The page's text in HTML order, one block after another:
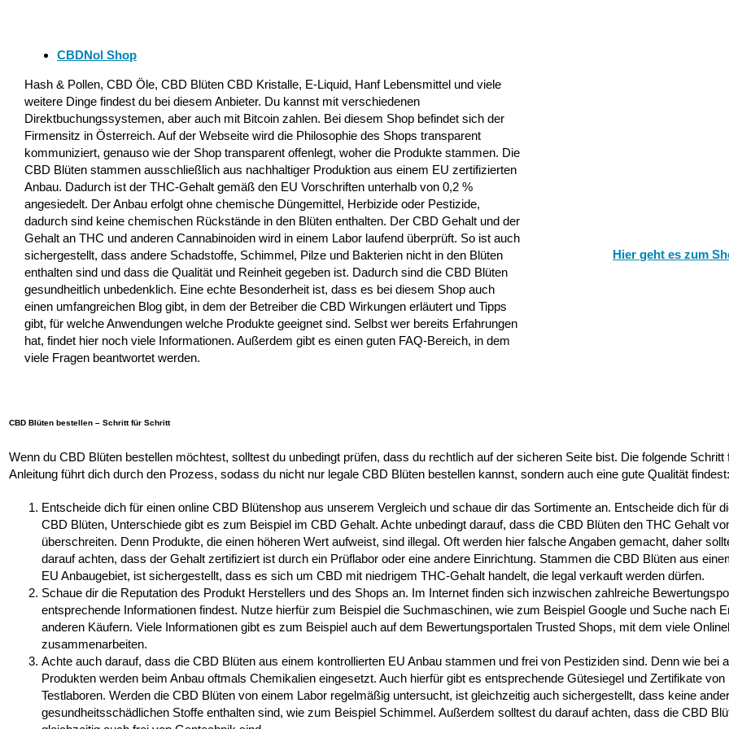
CBDNol Shop
Hash & Pollen, CBD Öle, CBD Blüten CBD Kristalle, E-Liquid, Hanf Lebensmittel und viele
weitere Dinge findest du bei diesem Anbieter. Du kannst mit verschiedenen
Direktbuchungssystemen, aber auch mit Bitcoin zahlen. Bei diesem Shop befindet sich der
Firmensitz in Österreich. Auf der Webseite wird die Philosophie des Shops transparent
kommuniziert, genauso wie der Shop transparent offenlegt, woher die Produkte stammen. Die
CBD Blüten stammen ausschließlich aus nachhaltiger Produktion aus einem EU zertifizierten
Anbau. Dadurch ist der THC-Gehalt gemäß den EU Vorschriften unterhalb von 0,2 %
angesiedelt. Der Anbau erfolgt ohne chemische Düngemittel, Herbizide oder Pestizide,
dadurch sind keine chemischen Rückstände in den Blüten enthalten. Der CBD Gehalt und der
Gehalt an THC und anderen Cannabinoiden wird in einem Labor laufend überprüft. So ist auch
sichergestellt, dass andere Schadstoffe, Schimmel, Pilze und Bakterien nicht in den Blüten
enthalten sind und dass die Qualität und Reinheit gegeben ist. Dadurch sind die CBD Blüten
gesundheitlich unbedenklich. Eine echte Besonderheit ist, dass es bei diesem Shop auch
einen umfangreichen Blog gibt, in dem der Betreiber die CBD Wirkungen erläutert und Tipps
gibt, für welche Anwendungen welche Produkte geeignet sind. Selbst wer bereits Erfahrungen
hat, findet hier noch viele Informationen. Außerdem gibt es einen guten FAQ-Bereich, in dem
viele Fragen beantwortet werden.
Hier geht es zum
CBD Blüten bestellen – Schritt für Schritt
Wenn du CBD Blüten bestellen möchtest, solltest du unbedingt prüfen, dass du rechtlich auf der sicheren Seite bist. Die folgende Schritt
Anleitung führt dich durch den Prozess, sodass du nicht nur legale CBD Blüten bestellen kannst, sondern auch eine gute Qualität findest:
Entscheide dich für einen online CBD Blütenshop aus unserem Vergleich und schaue dir das Sortimente an. Entscheide dich für
CBD Blüten, Unterschiede gibt es zum Beispiel im CBD Gehalt. Achte unbedingt darauf, dass die CBD Blüten den THC Gehalt
überschreiten. Denn Produkte, die einen höheren Wert aufweist, sind illegal. Oft werden hier falsche Angaben gemacht, daher
darauf achten, dass der Gehalt zertifiziert ist durch ein Prüflabor oder eine andere Einrichtung. Stammen die CBD Blüten aus
EU Anbaugebiet, ist sichergestellt, dass es sich um CBD mit niedrigem THC-Gehalt handelt, die legal verkauft werden dürfen.
Schaue dir die Reputation des Produkt Herstellers und des Shops an. Im Internet finden sich inzwischen zahlreiche
entsprechende Informationen findest. Nutze hierfür zum Beispiel die Suchmaschinen, wie zum Beispiel Google und Suche nach
anderen Käufern. Viele Informationen gibt es zum Beispiel auch auf dem Bewertungsportalen Trusted Shops, mit dem viele
zusammenarbeiten.
Achte auch darauf, dass die CBD Blüten aus einem kontrollierten EU Anbau stammen und frei von Pestiziden sind. Denn wie bei
Produkten werden beim Anbau oftmals Chemikalien eingesetzt. Auch hierfür gibt es entsprechende Gütesiegel und Zertifikate von
Testlaboren. Werden die CBD Blüten von einem Labor regelmäßig untersucht, ist gleichzeitig auch sichergestellt, dass keine
gesundheitsschädlichen Stoffe enthalten sind, wie zum Beispiel Schimmel. Außerdem solltest du darauf achten, dass die CBD